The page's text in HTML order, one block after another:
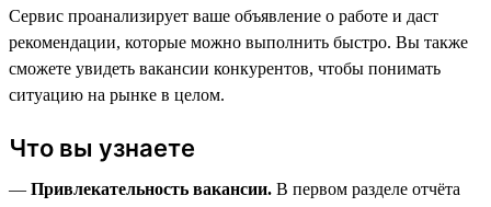
Сервис проанализирует ваше объявление о работе и даст
рекомендации, которые можно выполнить быстро. Вы также
сможете увидеть вакансии конкурентов, чтобы понимать
ситуацию на рынке в целом.
Что вы узнаете
— Привлекательность вакансии. В первом разделе отчёта